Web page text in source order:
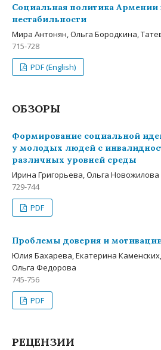
Социальная политика Армении
нестабильности
Мира Антонян, Ольга Бородкина,
715-728
PDF (English)
ОБЗОРЫ
Формирование социальной
у молодых людей с
различных уровней среды
Ирина Григорьева, Ольга Новожилова
729-744
PDF
Проблемы доверия и
Юлия Бахарева, Екатерина
Ольга Федорова
745-756
PDF
РЕЦЕНЗИИ